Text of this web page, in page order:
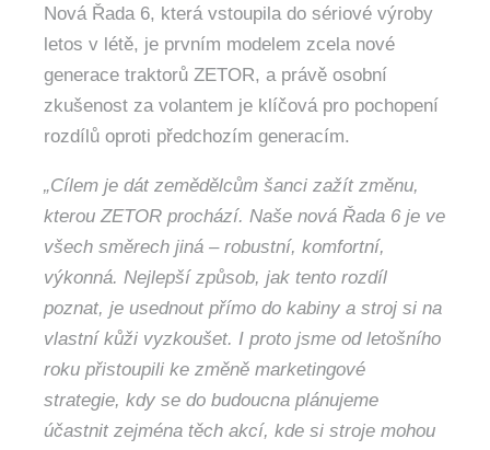
Nová Řada 6, která vstoupila do sériové výroby
letos v létě, je prvním modelem zcela nové
generace traktorů ZETOR, a právě osobní
zkušenost za volantem je klíčová pro pochopení
rozdílů oproti předchozím generacím.
„Cílem je dát zemědělcům šanci zažít změnu,
kterou ZETOR prochází. Naše nová Řada 6 je ve
všech směrech jiná – robustní, komfortní,
výkonná. Nejlepší způsob, jak tento rozdíl
poznat, je usednout přímo do kabiny a stroj si na
vlastní kůži vyzkoušet. I proto jsme od letošního
roku přistoupili ke změně marketingové
strategie, kdy se do budoucna plánujeme
účastnit zejména těch akcí, kde si stroje mohou